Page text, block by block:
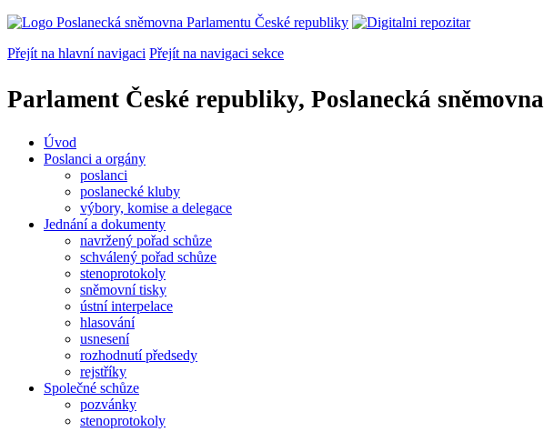
Přejít na hlavní navigaci Přejít na navigaci sekce
Parlament České republiky, Poslanecká sněmovna
Úvod
Poslanci a orgány
poslanci
poslanecké kluby
výbory, komise a delegace
Jednání a dokumenty
navržený pořad schůze
schválený pořad schůze
stenoprotokoly
sněmovní tisky
ústní interpelace
hlasování
usnesení
rozhodnutí předsedy
rejstříky
Společné schůze
pozvánky
stenoprotokoly